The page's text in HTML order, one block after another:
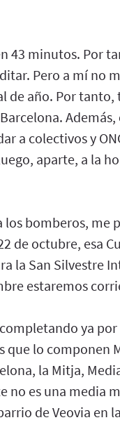
43 minutos. Por
Pero a mí no
año. Por tanto,
a colectivos y
aparte, a la
bomberos, me
de octubre, esa
la San Silvestre
estaremos
ya
que lo componen
la Mitja,
no es una media
de Veovia en